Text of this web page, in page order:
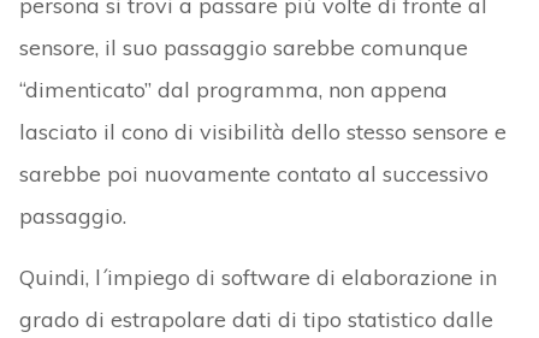
sensore, il suo passaggio sarebbe comunque
“dimenticato” dal programma, non appena
lasciato il cono di visibilità dello stesso sensore e
sarebbe poi nuovamente contato al successivo
passaggio.
Quindi, l´impiego di software di elaborazione in
grado di estrapolare dati di tipo statistico dalle